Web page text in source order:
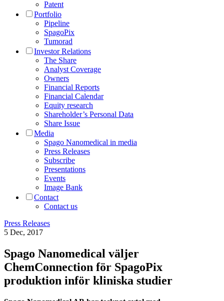
Patent
Portfolio
Pipeline
SpagoPix
Tumorad
Investor Relations
The Share
Analyst Coverage
Owners
Financial Reports
Financial Calendar
Equity research
Shareholder’s Personal Data
Share Issue
Media
Spago Nanomedical in media
Press Releases
Subscribe
Presentations
Events
Image Bank
Contact
Contact us
Press Releases
5 Dec, 2017
Spago Nanomedical väljer
ChemConnection för SpagoPix
produktion inför kliniska studier